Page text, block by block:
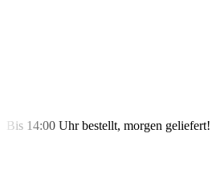
Bis 14:00 Uhr bestellt, morgen geliefert!